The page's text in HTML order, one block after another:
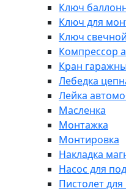
Ключ
Ключ для
Ключ свечной
Компрессор
Кран
Лебедка
Лейка
Масленка
Монтажка
Монтировка
Накладка
Насос для
Пистолет